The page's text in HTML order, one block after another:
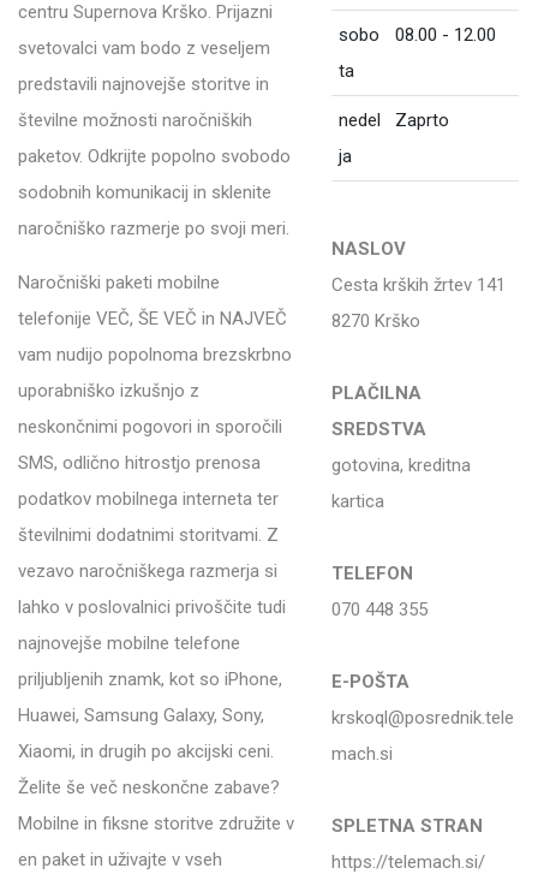
centru Supernova Krško. Prijazni
svetovalci vam bodo z veseljem
predstavili najnovejše storitve in
številne možnosti naročniških
paketov. Odkrijte popolno svobodo
sodobnih komunikacij in sklenite
naročniško razmerje po svoji meri.
Naročniški paketi mobilne
telefonije VEČ, ŠE VEČ in NAJVEČ
vam nudijo popolnoma brezskrbno
uporabniško izkušnjo z
neskončnimi pogovori in sporočili
SMS, odlično hitrostjo prenosa
podatkov mobilnega interneta ter
številnimi dodatnimi storitvami. Z
vezavo naročniškega razmerja si
lahko v poslovalnici privoščite tudi
najnovejše mobilne telefone
priljubljenih znamk, kot so iPhone,
Huawei, Samsung Galaxy, Sony,
Xiaomi, in drugih po akcijski ceni.
Želite še več neskončne zabave?
Mobilne in fiksne storitve združite v
en paket in uživajte v vseh
sobo
ta
08.00 - 12.00
nedel
ja
Zaprto
NASLOV
Cesta krških žrtev 141
8270 Krško
PLAČILNA
SREDSTVA
gotovina, kreditna
kartica
TELEFON
070 448 355
E-POŠTA
krskoql@posrednik.tele
mach.si
SPLETNA STRAN
https://telemach.si/